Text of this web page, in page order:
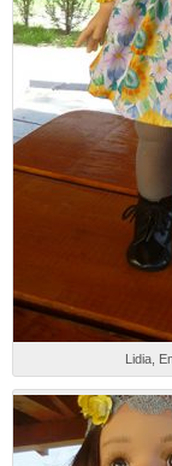
Lidia,